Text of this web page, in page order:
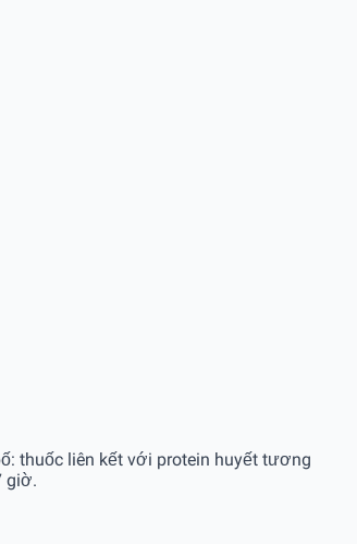
thuốc liên kết với protein huyết tương
giờ.